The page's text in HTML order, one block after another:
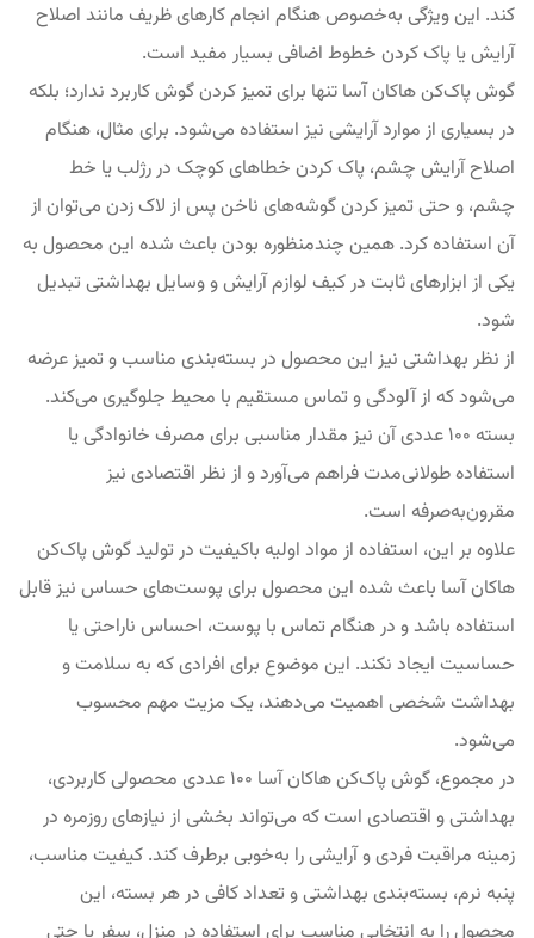
کند. این ویژگی به‌خصوص هنگام انجام کارهای ظریف مانند اصلاح
آرایش یا پاک کردن خطوط اضافی بسیار مفید است.
گوش پاک‌کن هاکان آسا تنها برای تمیز کردن گوش کاربرد ندارد؛ بلکه
در بسیاری از موارد آرایشی نیز استفاده می‌شود. برای مثال، هنگام
اصلاح آرایش چشم، پاک کردن خطاهای کوچک در رژلب یا خط
چشم، و حتی تمیز کردن گوشه‌های ناخن پس از لاک زدن می‌توان از
آن استفاده کرد. همین چندمنظوره بودن باعث شده این محصول به
یکی از ابزارهای ثابت در کیف لوازم آرایش و وسایل بهداشتی تبدیل
شود.
از نظر بهداشتی نیز این محصول در بسته‌بندی مناسب و تمیز عرضه
می‌شود که از آلودگی و تماس مستقیم با محیط جلوگیری می‌کند.
بسته ۱۰۰ عددی آن نیز مقدار مناسبی برای مصرف خانوادگی یا
استفاده طولانی‌مدت فراهم می‌آورد و از نظر اقتصادی نیز
مقرون‌به‌صرفه است.
علاوه بر این، استفاده از مواد اولیه باکیفیت در تولید گوش پاک‌کن
هاکان آسا باعث شده این محصول برای پوست‌های حساس نیز قابل
استفاده باشد و در هنگام تماس با پوست، احساس ناراحتی یا
حساسیت ایجاد نکند. این موضوع برای افرادی که به سلامت و
بهداشت شخصی اهمیت می‌دهند، یک مزیت مهم محسوب
می‌شود.
در مجموع، گوش پاک‌کن هاکان آسا 100 عددی محصولی کاربردی،
بهداشتی و اقتصادی است که می‌تواند بخشی از نیازهای روزمره در
زمینه مراقبت فردی و آرایشی را به‌خوبی برطرف کند. کیفیت مناسب،
پنبه نرم، بسته‌بندی بهداشتی و تعداد کافی در هر بسته، این